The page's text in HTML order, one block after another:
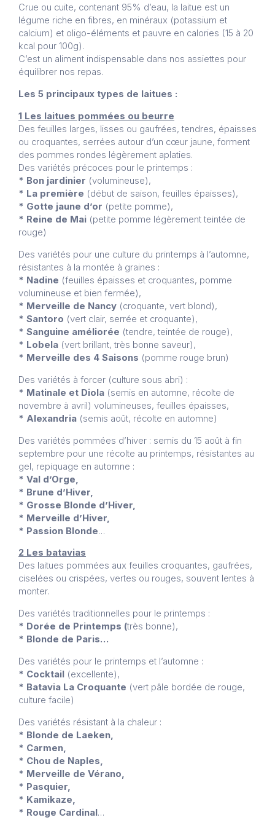
Crue ou cuite, contenant 95% d’eau, la laitue est un
légume riche en fibres, en minéraux (potassium et
calcium) et oligo-éléments et pauvre en calories (15 à 20
kcal pour 100g).
C’est un aliment indispensable dans nos assiettes pour
équilibrer nos repas.
Les 5 principaux types de laitues :
1 Les laitues pommées ou beurre
Des feuilles larges, lisses ou gaufrées, tendres, épaisses
ou croquantes, serrées autour d’un cœur jaune, forment
des pommes rondes légèrement aplaties.
Des variétés précoces pour le printemps :
* Bon jardinier (volumineuse),
* La première (début de saison, feuilles épaisses),
* Gotte jaune d’or (petite pomme),
* Reine de Mai (petite pomme légèrement teintée de
rouge)
Des variétés pour une culture du printemps à l’automne,
résistantes à la montée à graines :
* Nadine (feuilles épaisses et croquantes, pomme
volumineuse et bien fermée),
* Merveille de Nancy (croquante, vert blond),
* Santoro (vert clair, serrée et croquante),
* Sanguine améliorée (tendre, teintée de rouge),
* Lobela (vert brillant, très bonne saveur),
* Merveille des 4 Saisons (pomme rouge brun)
Des variétés à forcer (culture sous abri) :
* Matinale et Diola (semis en automne, récolte de
novembre à avril) volumineuses, feuilles épaisses,
* Alexandria (semis août, récolte en automne)
Des variétés pommées d’hiver : semis du 15 août à fin
septembre pour une récolte au printemps, résistantes au
gel, repiquage en automne :
* Val d’Orge,
* Brune d’Hiver,
* Grosse Blonde d’Hiver,
* Merveille d’Hiver,
* Passion Blonde…
2 Les batavias
Des laitues pommées aux feuilles croquantes, gaufrées,
ciselées ou crispées, vertes ou rouges, souvent lentes à
monter.
Des variétés traditionnelles pour le printemps :
* Dorée de Printemps (très bonne),
* Blonde de Paris…
Des variétés pour le printemps et l’automne :
* Cocktail (excellente),
* Batavia La Croquante (vert pâle bordée de rouge,
culture facile)
Des variétés résistant à la chaleur :
* Blonde de Laeken,
* Carmen,
* Chou de Naples,
* Merveille de Vérano,
* Pasquier,
* Kamikaze,
* Rouge Cardinal…